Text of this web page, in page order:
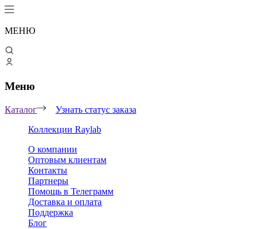
МЕНЮ
Меню
Каталог
Узнать статус заказа
Коллекции Raylab
О компании
Оптовым клиентам
Контакты
Партнеры
Помощь в Телеграмм
Доставка и оплата
Поддержка
Блог